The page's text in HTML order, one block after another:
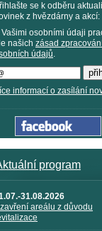
se k odběru
z hvězdárny a akcí:
Vašimi osobními údaji
našich zásad
údajů.
informací o zasílání
program
31.08.2026
areálu z důvodu